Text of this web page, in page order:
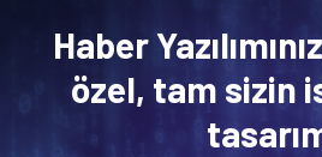
Haber
özel, tam sizin